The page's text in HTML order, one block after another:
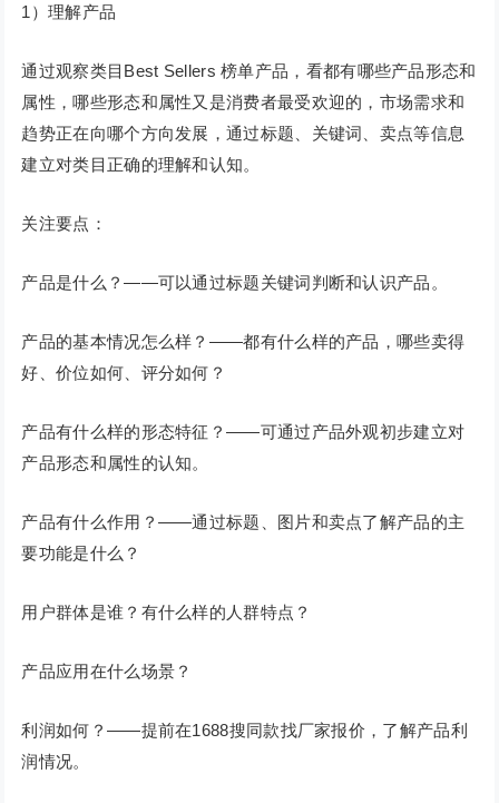
1）理解产品
通过观察类目Best Sellers 榜单产品，看都有哪些产品形态和
属性，哪些形态和属性又是消费者最受欢迎的，市场需求和
趋势正在向哪个方向发展，通过标题、关键词、卖点等信息
建立对类目正确的理解和认知。
关注要点：
产品是什么？——可以通过标题关键词判断和认识产品。
产品的基本情况怎么样？——都有什么样的产品，哪些卖得
好、价位如何、评分如何？
产品有什么样的形态特征？——可通过产品外观初步建立对
产品形态和属性的认知。
产品有什么作用？——通过标题、图片和卖点了解产品的主
要功能是什么？
用户群体是谁？有什么样的人群特点？
产品应用在什么场景？
利润如何？——提前在1688搜同款找厂家报价，了解产品利
润情况。